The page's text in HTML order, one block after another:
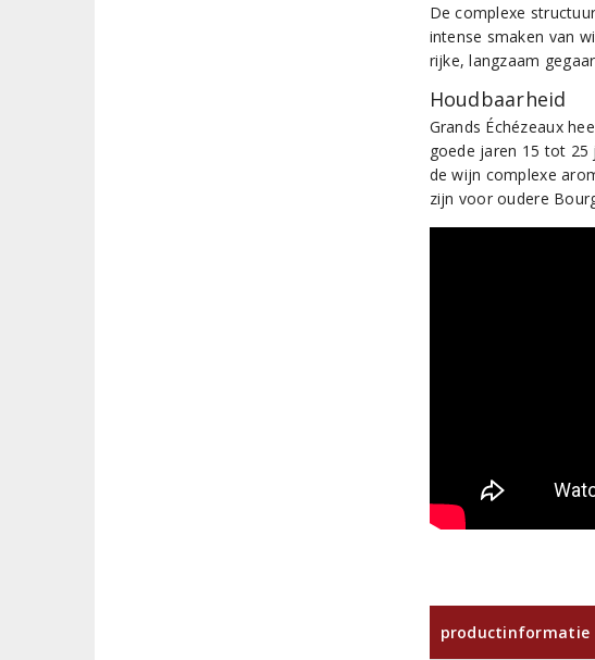
De complexe
intense smaken van
rijke, langzaam
Houdbaarheid
Grands Échézeaux
goede jaren 15 tot
de wijn complexe
zijn voor oudere
productinformatie